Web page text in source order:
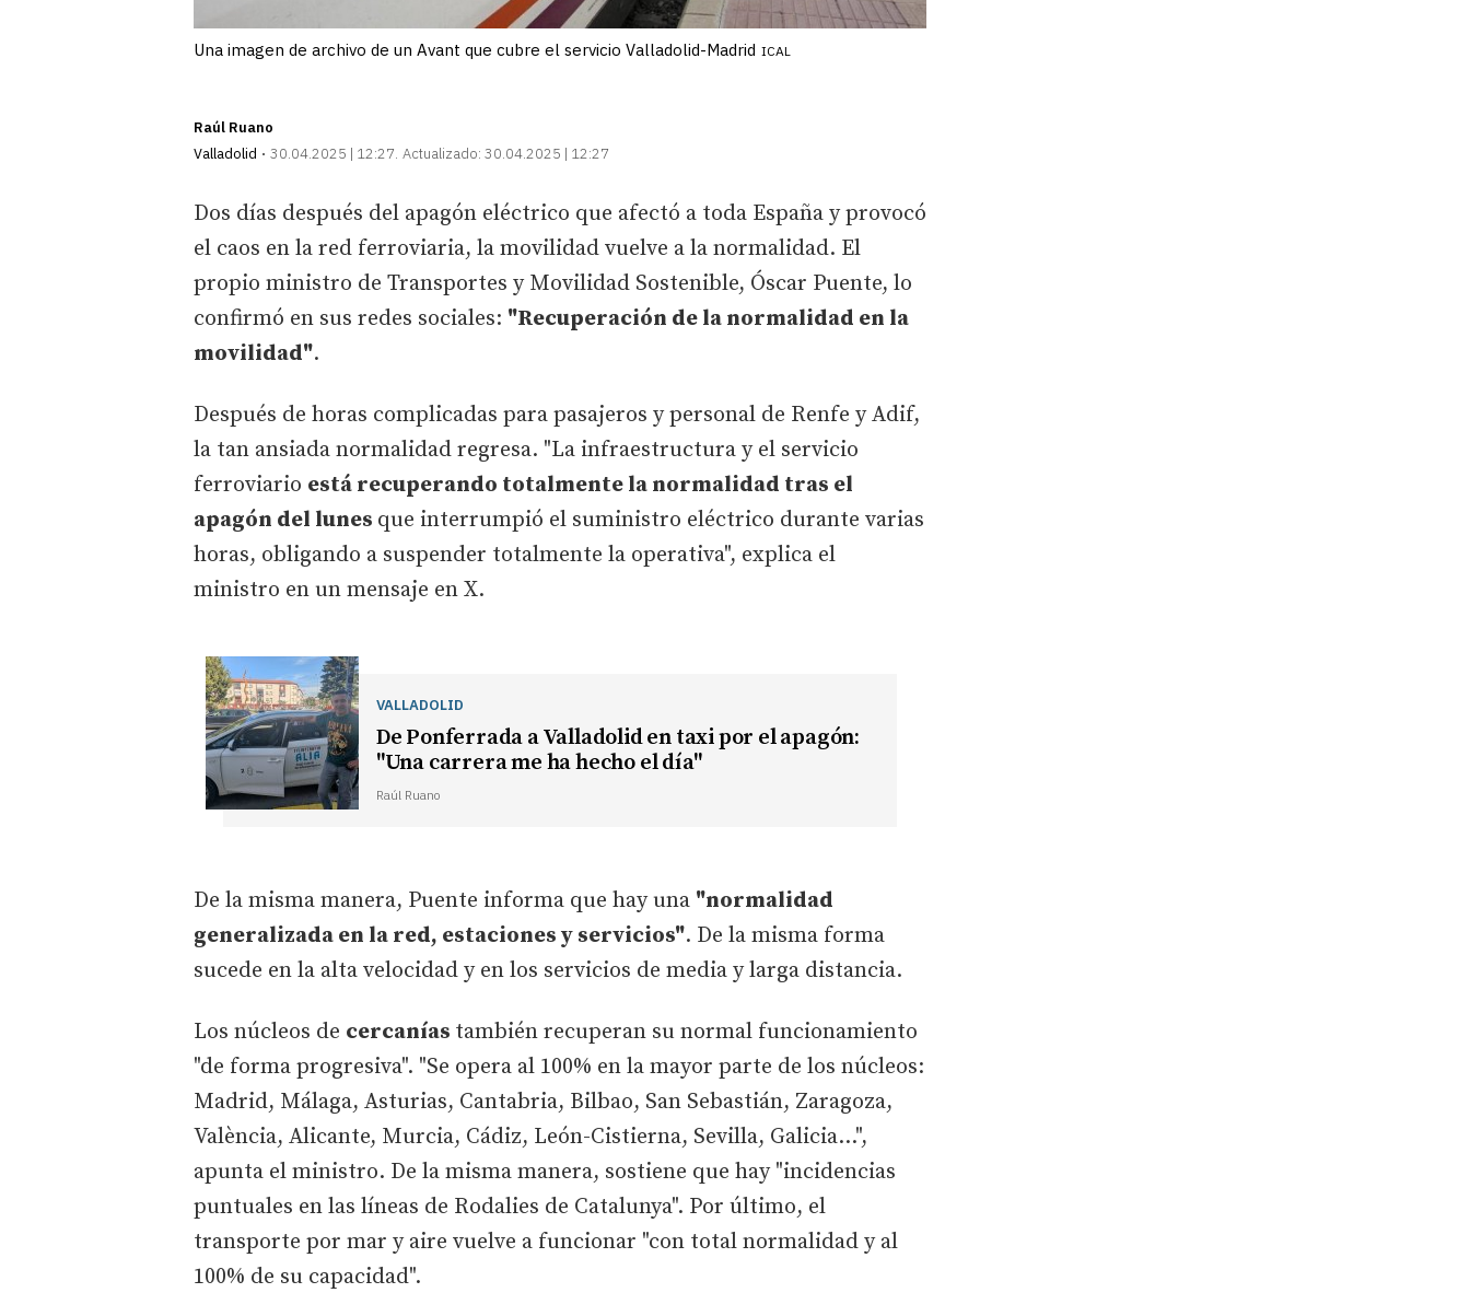
Una imagen de archivo de un Avant que cubre el servicio Valladolid-Madrid ICAL
Raúl Ruano
Valladolid
30.04.2025 | 12:27 Actualizado: 30.04.2025 | 12:27
Dos días después del apagón eléctrico que afectó a toda España y provocó
el caos en la red ferroviaria, la movilidad vuelve a la normalidad. El
propio ministro de Transportes y Movilidad Sostenible, Óscar Puente, lo
confirmó en sus redes sociales: "Recuperación de la normalidad en la
movilidad".
Después de horas complicadas para pasajeros y personal de Renfe y Adif,
la tan ansiada normalidad regresa. "La infraestructura y el servicio
ferroviario está recuperando totalmente la normalidad tras el
apagón del lunes que interrumpió el suministro eléctrico durante varias
horas, obligando a suspender totalmente la operativa", explica el
ministro en un mensaje en X.
VALLADOLID
De Ponferrada a Valladolid en taxi por el apagón:
"Una carrera me ha hecho el día"
Raúl Ruano
De la misma manera, Puente informa que hay una "normalidad
generalizada en la red, estaciones y servicios". De la misma forma
sucede en la alta velocidad y en los servicios de media y larga distancia.
Los núcleos de cercanías también recuperan su normal funcionamiento
"de forma progresiva". "Se opera al 100% en la mayor parte de los núcleos:
Madrid, Málaga, Asturias, Cantabria, Bilbao, San Sebastián, Zaragoza,
València, Alicante, Murcia, Cádiz, León-Cistierna, Sevilla, Galicia…",
apunta el ministro. De la misma manera, sostiene que hay "incidencias
puntuales en las líneas de Rodalies de Catalunya". Por último, el
transporte por mar y aire vuelve a funcionar "con total normalidad y al
100% de su capacidad".